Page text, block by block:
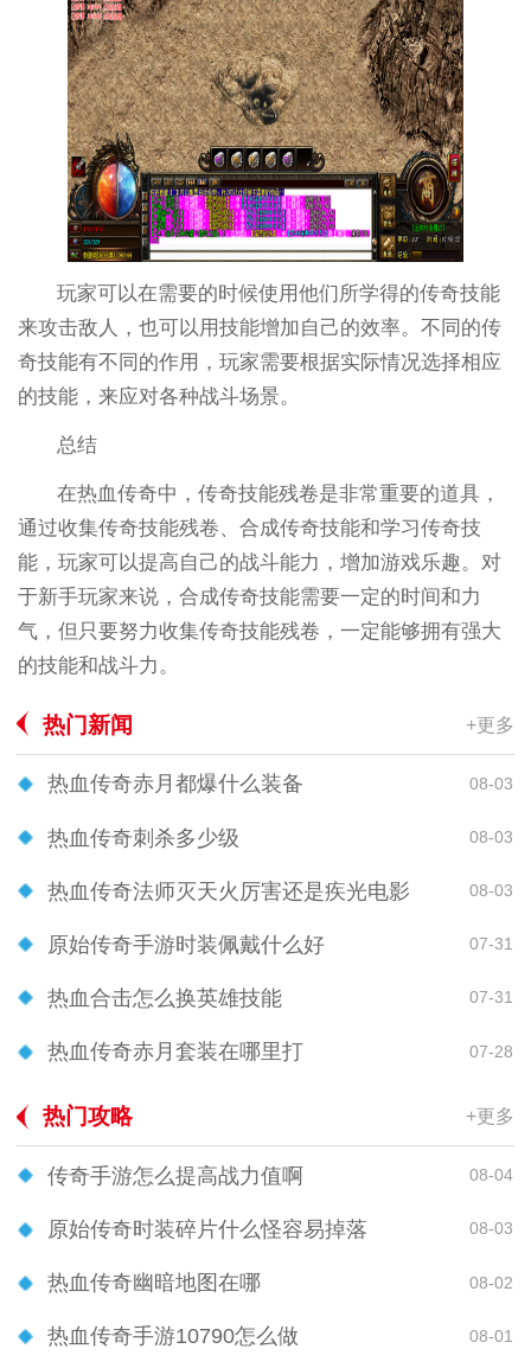
玩家可以在需要的时候使用他们所学得的传奇技能
来攻击敌人，也可以用技能增加自己的效率。不同的传
奇技能有不同的作用，玩家需要根据实际情况选择相应
的技能，来应对各种战斗场景。
总结
在热血传奇中，传奇技能残卷是非常重要的道具，
通过收集传奇技能残卷、合成传奇技能和学习传奇技
能，玩家可以提高自己的战斗能力，增加游戏乐趣。对
于新手玩家来说，合成传奇技能需要一定的时间和力
气，但只要努力收集传奇技能残卷，一定能够拥有强大
的技能和战斗力。
热门新闻 +更多
热血传奇赤月都爆什么装备 08-03
热血传奇刺杀多少级 08-03
热血传奇法师灭天火厉害还是疾光电影 08-03
原始传奇手游时装佩戴什么好 07-31
热血合击怎么换英雄技能 07-31
热血传奇赤月套装在哪里打 07-28
热门攻略 +更多
传奇手游怎么提高战力值啊 08-04
原始传奇时装碎片什么怪容易掉落 08-03
热血传奇幽暗地图在哪 08-02
热血传奇手游10790怎么做 08-01